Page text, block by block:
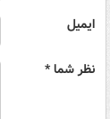
ایمیل
نظر شما *